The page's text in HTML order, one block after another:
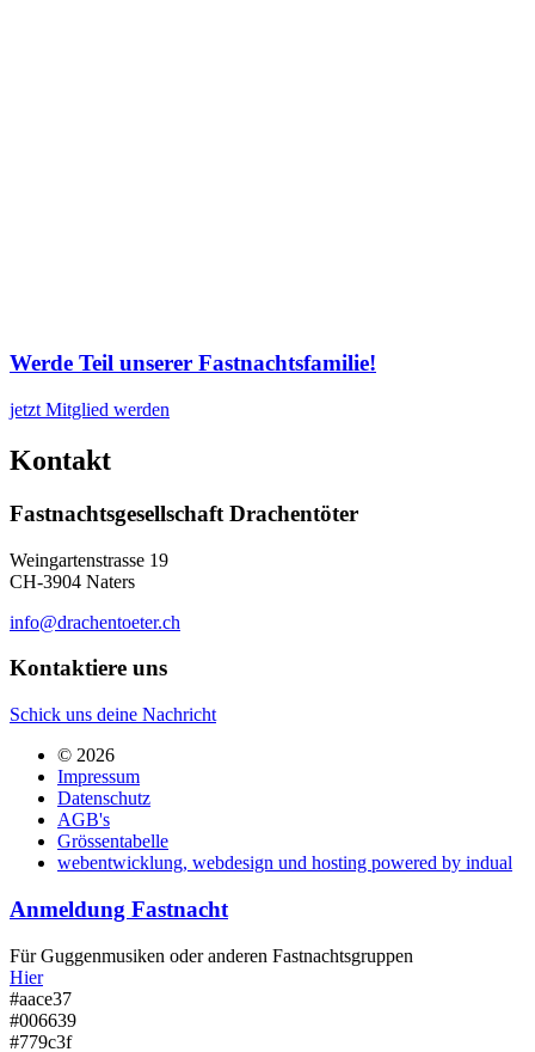
Werde Teil unserer Fastnachtsfamilie!
jetzt Mitglied werden
Kontakt
Fastnachtsgesellschaft Drachentöter
Weingartenstrasse 19
CH-3904 Naters
info@drachentoeter.ch
Kontaktiere uns
Schick uns deine Nachricht
© 2026
Impressum
Datenschutz
AGB's
Grössentabelle
webentwicklung, webdesign und hosting powered by indual
Anmeldung Fastnacht
Für Guggenmusiken oder anderen Fastnachtsgruppen
Hier
#aace37
#006639
#779c3f